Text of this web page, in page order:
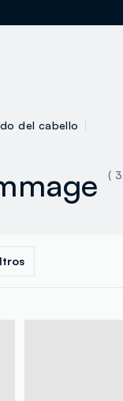
del cabello
(